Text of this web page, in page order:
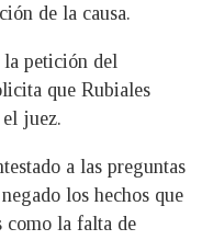
de la causa.
la petición del
que Rubiales
juez.
a las preguntas
los hechos que
como la falta de